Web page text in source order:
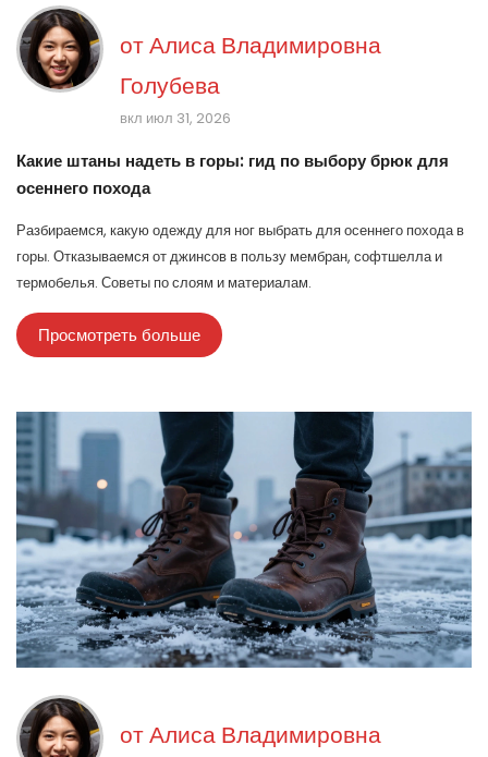
отАлиса Владимировна
Голубева
вкл июл 31, 2026
Какие штаны надеть в горы: гид по выбору брюк для
осеннего похода
Разбираемся, какую одежду для ног выбрать для осеннего похода в
горы. Отказываемся от джинсов в пользу мембран, софтшелла и
термобелья. Советы по слоям и материалам.
Просмотреть больше
отАлиса Владимировна